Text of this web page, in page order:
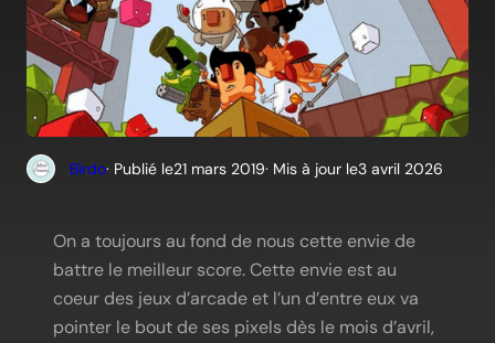
Birdo· Publié le21 mars 2019· Mis à jour le3 avril 2026
On a toujours au fond de nous cette envie de
battre le meilleur score. Cette envie est au
coeur des jeux d’arcade et l’un d’entre eux va
pointer le bout de ses pixels dès le mois d’avril,